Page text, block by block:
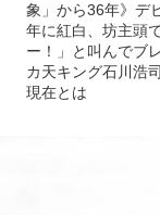
象」から36年》デ
年に紅白、坊主頭
ー！」と叫んでブ
カ天キング石川浩
現在とは